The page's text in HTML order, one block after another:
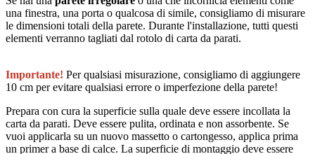
una finestra, una porta o qualcosa di simile, consigliamo di misurare
le dimensioni totali della parete. Durante l'installazione, tutti questi
elementi verranno tagliati dal rotolo di carta da parati.
Importante! Per qualsiasi misurazione, consigliamo di aggiungere
10 cm per evitare qualsiasi errore o imperfezione della parete!
Prepara con cura la superficie sulla quale deve essere incollata la
carta da parati. Deve essere pulita, ordinata e non assorbente. Se
vuoi applicarla su un nuovo massetto o cartongesso, applica prima
un primer a base di calce. La superficie di montaggio deve essere